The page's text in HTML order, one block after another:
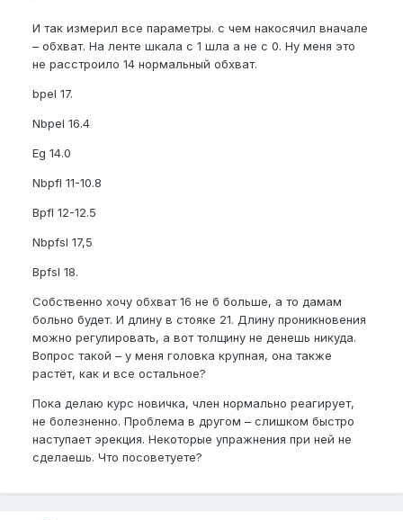
И так измерил все параметры. с чем накосячил вначале
– обхват. На ленте шкала с 1 шла а не с 0. Ну меня это
не расстроило 14 нормальный обхват.
bpel 17.
Nbpel 16.4
Eg 14.0
Nbpfl 11-10.8
Bpfl 12-12.5
Nbpfsl 17,5
Bpfsl 18.
Собственно хочу обхват 16 не б больше, а то дамам
больно будет. И длину в стояке 21. Длину проникновения
можно регулировать, а вот толщину не денешь никуда.
Вопрос такой – у меня головка крупная, она также
растёт, как и все остальное?
Пока делаю курс новичка, член нормально реагирует,
не болезненно. Проблема в другом – слишком быстро
наступает эрекция. Некоторые упражнения при ней не
сделаешь. Что посоветуете?